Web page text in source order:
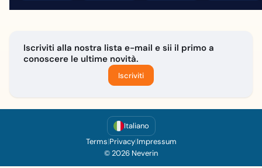
Iscriviti alla nostra lista e-mail e sii il primo a
conoscere le ultime novità.
Iscriviti
Italiano
Terms|Privacy|Impressum
© 2026 Neverin